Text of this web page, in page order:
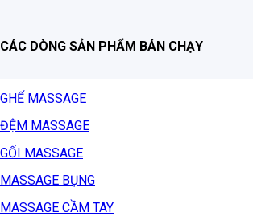
CÁC DÒNG SẢN PHẨM BÁN CHẠY
GHẾ MASSAGE
ĐỆM MASSAGE
GỐI MASSAGE
MASSAGE BỤNG
MASSAGE CẦM TAY